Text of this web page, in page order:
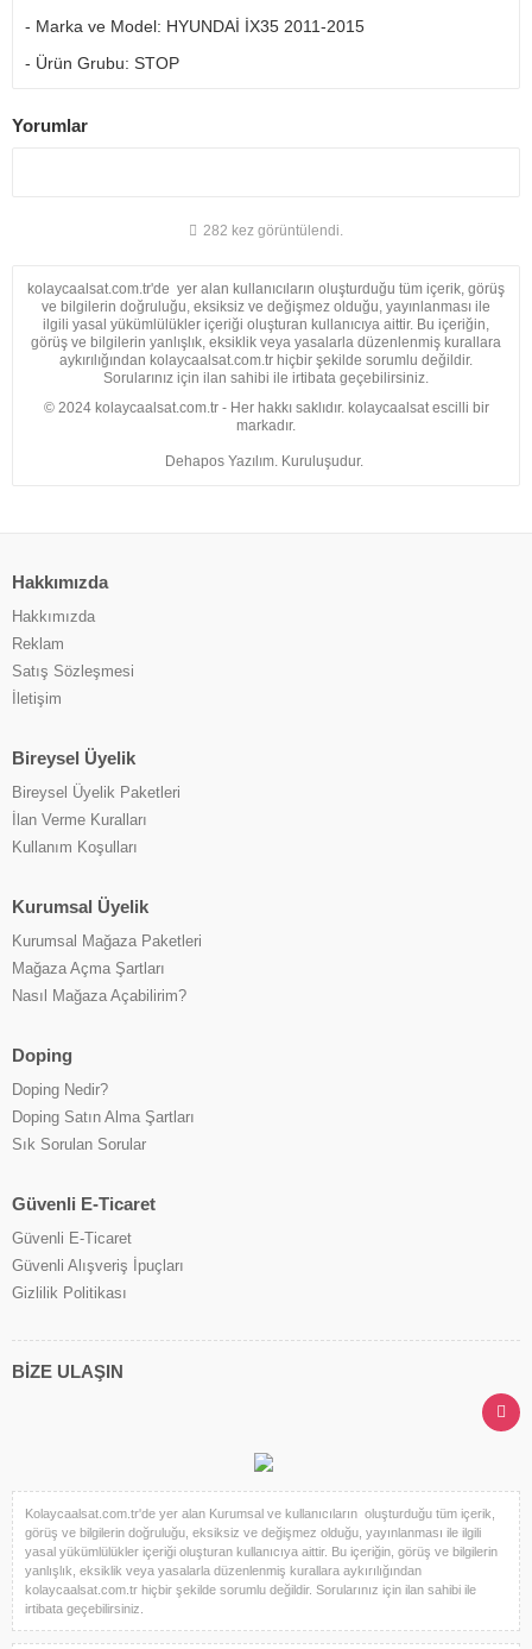
- Marka ve Model: HYUNDAİ İX35 2011-2015
- Ürün Grubu: STOP
Yorumlar
282 kez görüntülendi.
kolaycaalsat.com.tr'de yer alan kullanıcıların oluşturduğu tüm içerik, görüş
ve bilgilerin doğruluğu, eksiksiz ve değişmez olduğu, yayınlanması ile
ilgili yasal yükümlülükler içeriği oluşturan kullanıcıya aittir. Bu içeriğin,
görüş ve bilgilerin yanlışlık, eksiklik veya yasalarla düzenlenmiş kurallara
aykırılığından kolaycaalsat.com.tr hiçbir şekilde sorumlu değildir.
Sorularınız için ilan sahibi ile irtibata geçebilirsiniz.
© 2024 kolaycaalsat.com.tr - Her hakkı saklıdır. kolaycaalsat escilli bir
markadır.
Dehapos Yazılım. Kuruluşudur.
Hakkımızda
Hakkımızda
Reklam
Satış Sözleşmesi
İletişim
Bireysel Üyelik
Bireysel Üyelik Paketleri
İlan Verme Kuralları
Kullanım Koşulları
Kurumsal Üyelik
Kurumsal Mağaza Paketleri
Mağaza Açma Şartları
Nasıl Mağaza Açabilirim?
Doping
Doping Nedir?
Doping Satın Alma Şartları
Sık Sorulan Sorular
Güvenli E-Ticaret
Güvenli E-Ticaret
Güvenli Alışveriş İpuçları
Gizlilik Politikası
BİZE ULAŞIN
Kolaycaalsat.com.tr'de yer alan Kurumsal ve kullanıcıların oluşturduğu tüm içerik,
görüş ve bilgilerin doğruluğu, eksiksiz ve değişmez olduğu, yayınlanması ile ilgili
yasal yükümlülükler içeriği oluşturan kullanıcıya aittir. Bu içeriğin, görüş ve bilgilerin
yanlışlık, eksiklik veya yasalarla düzenlenmiş kurallara aykırılığından
kolaycaalsat.com.tr hiçbir şekilde sorumlu değildir. Sorularınız için ilan sahibi ile
irtibata geçebilirsiniz.